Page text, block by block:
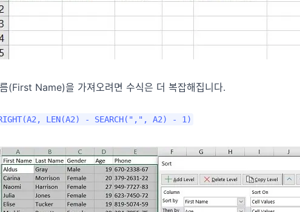
(First Name)을 가져오려면 수식은 더 복잡해집니다.
LEN(A2) - SEARCH(",", A2) - 1)